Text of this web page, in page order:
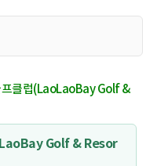
프클럽(LaoLaoBay Golf &
Golf & Resor